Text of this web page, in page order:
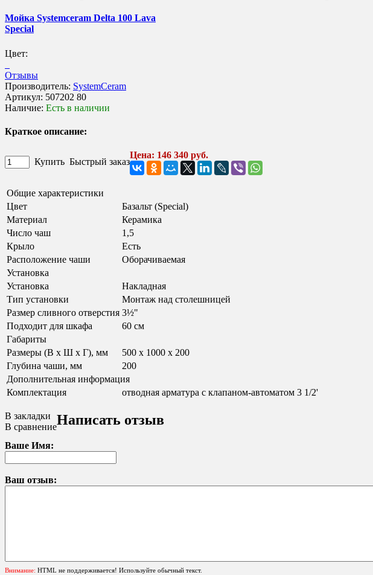
Мойка Systemceram Delta 100 Lava
Special
Цвет:
Отзывы
Производитель: SystemCeram
Артикул: 507202 80
Наличие: Есть в наличии
Краткое описание:
Цена: 146 340 руб.
Купить Быстрый заказ
Общие характеристики
Цвет
Базальт (Special)
Материал
Керамика
Число чаш
1,5
Крыло
Есть
Расположение чаши
Оборачиваемая
Установка
Установка
Накладная
Тип установки
Монтаж над столешницей
Размер сливного отверстия 3½"
Подходит для шкафа
60 см
Габариты
Размеры (В х Ш х Г), мм
500 x 1000 x 200
Глубина чаши, мм
200
Дополнительная информация
Комплектация
отводная арматура с клапаном-автоматом 3 1/2'
В закладки
В сравнениеНаписать отзыв
Ваше Имя:
Ваш отзыв:
Внимание: HTML не поддерживается! Используйте обычный текст.